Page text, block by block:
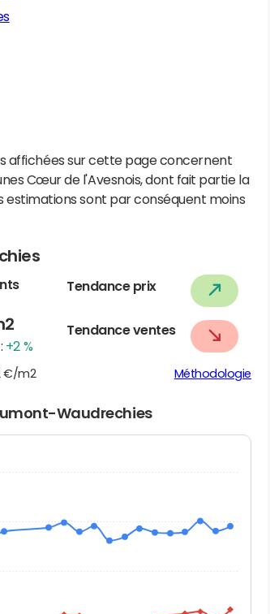
affichées sur cette page concernent
Cœur de l'Avesnois, dont fait partie la
estimations sont par conséquent moins
+2 %
Tendance prix
Tendance ventes
€/m2 Méthodologie
Waudrechies